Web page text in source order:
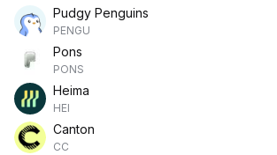
Pudgy Penguins
PENGU
Pons
PONS
Heima
HEI
Canton
CC